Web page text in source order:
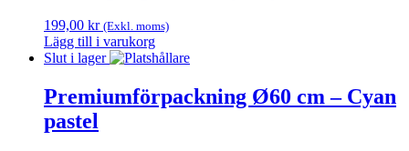
199,00 kr (Exkl. moms)
Lägg till i varukorg
Slut i lager
Premiumförpackning Ø60 cm – Cyan
pastel